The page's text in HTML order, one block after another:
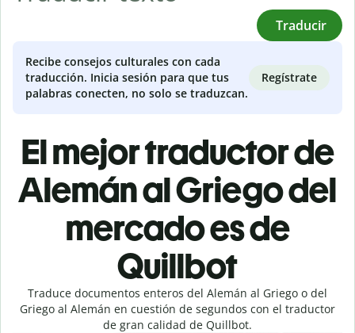
Traducir
Recibe consejos culturales con cada
traducción. Inicia sesión para que tus
palabras conecten, no solo se traduzcan.
Regístrate
El mejor traductor de
Alemán al Griego del
mercado es de
Quillbot
Traduce documentos enteros del Alemán al Griego o del
Griego al Alemán en cuestión de segundos con el traductor
de gran calidad de Quillbot.